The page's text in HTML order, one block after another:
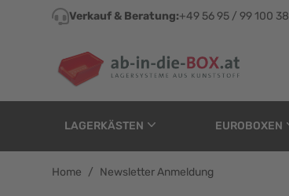
Direkt zum Inhalt
Verkauf & Beratung:+49 56 95 / 99 100 38
LAGERKÄSTEN EUROBOXEN
Home / Newsletter Anmeldung